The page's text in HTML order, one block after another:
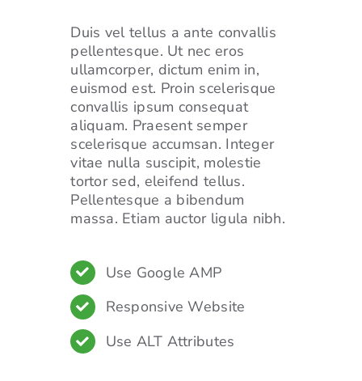
Duis vel tellus a ante convallis
pellentesque. Ut nec eros
ullamcorper, dictum enim in,
euismod est. Proin scelerisque
convallis ipsum consequat
aliquam. Praesent semper
scelerisque accumsan. Integer
vitae nulla suscipit, molestie
tortor sed, eleifend tellus.
Pellentesque a bibendum
massa. Etiam auctor ligula nibh.
Use Google AMP
Responsive Website
Use ALT Attributes